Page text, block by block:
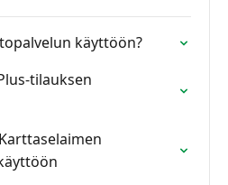
käyttöön?
tilauksen